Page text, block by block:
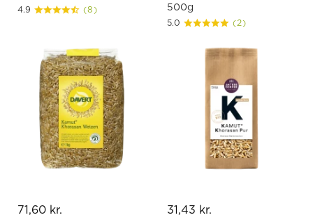
4.9 (8)
71,60 kr.
500g
5.0 (2)
31,43 kr.